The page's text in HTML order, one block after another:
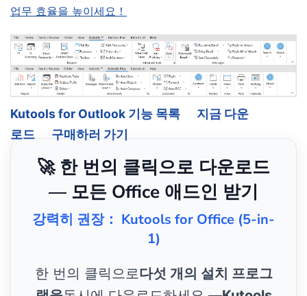
업무 효율을 높이세요！
Kutools for Outlook 기능 목록
지금 다운
로드
구매하러 가기
🚀 한 번의 클릭으로 다운로드
— 모든 Office 애드인 받기
강력히 권장： Kutools for Office (5-in-
1)
한 번의 클릭으로다섯 개의 설치 프로그